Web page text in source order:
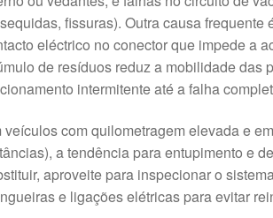
fissuras). Outra causa frequente
eléctrico no conector que impede a
de resíduos reduz a mobilidade das
intermitente até a falha
veículos com quilometragem elevada e
a tendência para entupimento e
aproveite para inspecionar o
e ligações elétricas para evitar